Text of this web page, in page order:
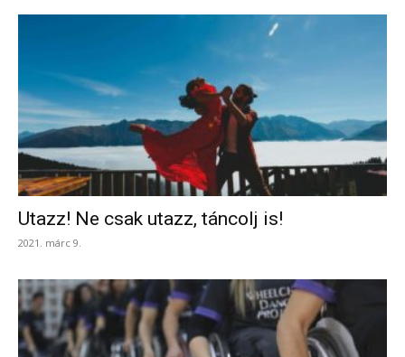
Utazz! Ne csak utazz, táncolj is!
2021. márc 9.